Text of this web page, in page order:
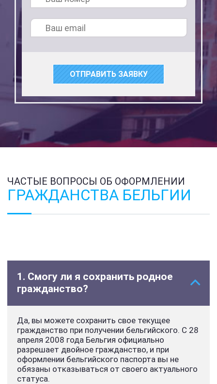
ОТПРАВИТЬ ЗАЯВКУ
ЧАСТЫЕ ВОПРОСЫ ОБ ОФОРМЛЕНИИ
ГРАЖДАНСТВА БЕЛЬГИИ
1. Смогу ли я сохранить родное
гражданство?
Да, вы можете сохранить свое текущее
гражданство при получении бельгийского. С 28
апреля 2008 года Бельгия официально
разрешает двойное гражданство, и при
оформлении бельгийского паспорта вы не
обязаны отказываться от своего актуального
статуса.